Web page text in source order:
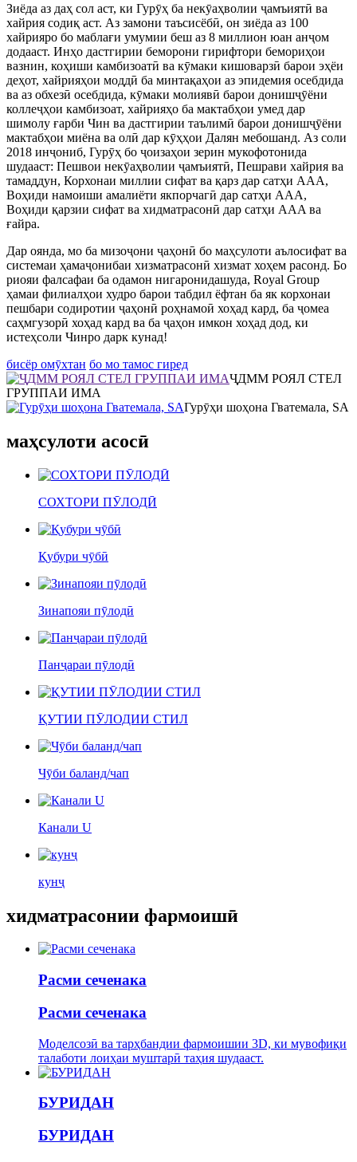
Зиёда аз даҳ сол аст, ки Гурӯҳ ба некӯаҳволии ҷамъиятӣ ва
хайрия содиқ аст. Аз замони таъсисёбӣ, он зиёда аз 100
хайрияро бо маблағи умумии беш аз 8 миллион юан анҷом
додааст. Инҳо дастгирии беморони гирифтори бемориҳои
вазнин, коҳиши камбизоатӣ ва кӯмаки кишоварзӣ барои эҳёи
деҳот, хайрияҳои моддӣ ба минтақаҳои аз эпидемия осебдида
ва аз обхезӣ осебдида, кӯмаки молиявӣ барои донишҷӯёни
коллеҷҳои камбизоат, хайрияҳо ба мактабҳои умед дар
шимолу ғарби Чин ва дастгирии таълимӣ барои донишҷӯёни
мактабҳои миёна ва олӣ дар кӯҳҳои Далян мебошанд. Аз соли
2018 инҷониб, Гурӯҳ бо ҷоизаҳои зерин мукофотонида
шудааст: Пешвои некӯаҳволии ҷамъиятӣ, Пешрави хайрия ва
тамаддун, Корхонаи миллии сифат ва қарз дар сатҳи AAA,
Воҳиди намоиши амалиёти якпорчагӣ дар сатҳи AAA,
Воҳиди қарзии сифат ва хидматрасонӣ дар сатҳи AAA ва
ғайра.
Дар оянда, мо ба мизоҷони ҷаҳонӣ бо маҳсулоти аълосифат ва
системаи ҳамаҷонибаи хизматрасонӣ хизмат хоҳем расонд. Бо
риояи фалсафаи ба одамон нигаронидашуда, Royal Group
ҳамаи филиалҳои худро барои табдил ёфтан ба як корхонаи
пешбари содиротии ҷаҳонӣ роҳнамоӣ хоҳад кард, ба ҷомеа
саҳмгузорӣ хоҳад кард ва ба ҷаҳон имкон хоҳад дод, ки
истеҳсоли Чинро дарк кунад!
бисёр омӯхтан бо мо тамос гиред
ҶДММ РОЯЛ СТЕЛ
ГРУППАИ ИМА
Гурӯҳи шоҳона Гватемала, SA
маҳсулоти асосӣ
СОХТОРИ ПӮЛОДӢ
Қубури чӯбӣ
Зинапояи пӯлодӣ
Панҷараи пӯлодӣ
ҚУТИИ ПӮЛОДИИ СТИЛ
Чӯби баланд/чап
Канали U
кунҷ
хидматрасонии фармоишӣ
Расми сеченака
Расми сеченака
Моделсозӣ ва тарҳбандии фармоишии 3D, ки мувофиқи
талаботи лоиҳаи муштарӣ таҳия шудааст.
БУРИДАН
БУРИДАН